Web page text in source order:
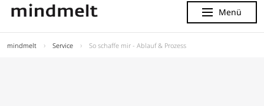
Menu
Menü
mindmelt Service So schaffe mir - Ablauf & Prozess